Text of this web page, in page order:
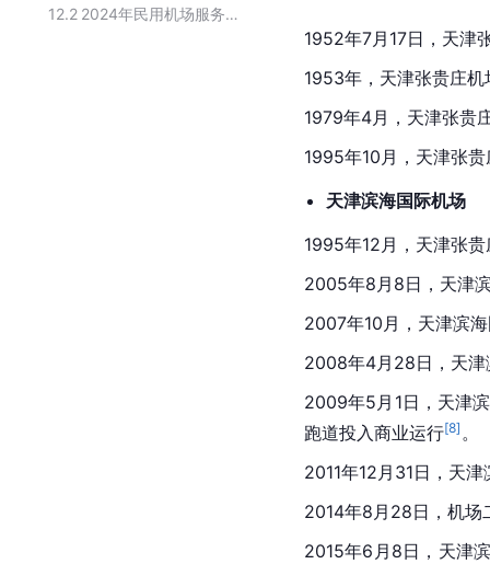
12.2
2024年民用机场服务质量评价结果
1952年7月17日，天津
1953年，天津张贵庄
1979年4月，天津张贵
1995年10月，天津张
天津滨海国际机场
1995年12月，天津张
2005年8月8日，天津
2007年10月，天津滨
2008年4月28日，天津
2009年5月1日，天津
跑道投入商业运行[8] 。
2011年12月31日，天
2014年8月28日，机场
2015年6月8日，天津